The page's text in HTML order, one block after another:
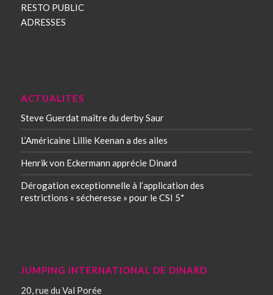
RESTO PUBLIC
ADRESSES
ACTUALITES
Steve Guerdat maître du derby Saur
L’Américaine Lillie Keenan a des ailes
Henrik von Eckermann apprécie Dinard
Dérogation exceptionnelle à l’application des
restrictions « sécheresse » pour le CSI 5*
JUMPING INTERNATIONAL DE DINARD
20, rue du Val Porée